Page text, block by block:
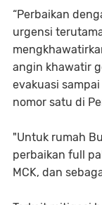
“Perbaikan
urgensi
angin khawatir
evakuasi
nomor satu di
"Untuk rumah
perbaikan full
MCK, dan